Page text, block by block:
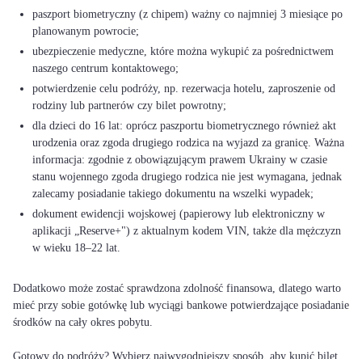
paszport biometryczny (z chipem) ważny co najmniej 3 miesiące po
planowanym powrocie;
ubezpieczenie medyczne, które można wykupić za pośrednictwem
naszego centrum kontaktowego;
potwierdzenie celu podróży, np. rezerwacja hotelu, zaproszenie od
rodziny lub partnerów czy bilet powrotny;
dla dzieci do 16 lat: oprócz paszportu biometrycznego również akt
urodzenia oraz zgoda drugiego rodzica na wyjazd za granicę. Ważna
informacja: zgodnie z obowiązującym prawem Ukrainy w czasie
stanu wojennego zgoda drugiego rodzica nie jest wymagana, jednak
zalecamy posiadanie takiego dokumentu na wszelki wypadek;
dokument ewidencji wojskowej (papierowy lub elektroniczny w
aplikacji „Reserve+") z aktualnym kodem VIN, także dla mężczyzn
w wieku 18–22 lat.
Dodatkowo może zostać sprawdzona zdolność finansowa, dlatego warto
mieć przy sobie gotówkę lub wyciągi bankowe potwierdzające posiadanie
środków na cały okres pobytu.
Gotowy do podróży? Wybierz najwygodniejszy sposób, aby kupić bilet